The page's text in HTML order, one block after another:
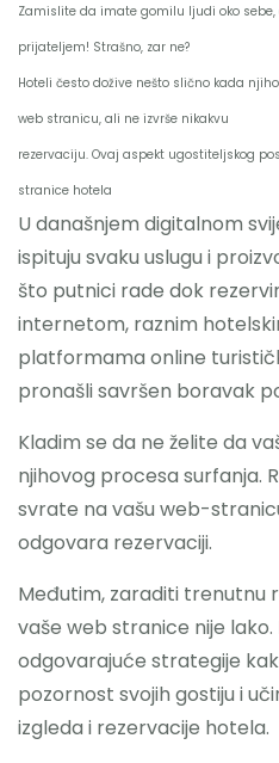
Zamislite da imate gomilu ljudi oko
prijateljem! Strašno, zar ne?
Hoteli često dožive nešto slično kada
web stranicu, ali ne izvrše nikakvu
rezervaciju. Ovaj aspekt ugostiteljskog
stranice hotela
U današnjem digitalnom
ispituju svaku uslugu i
što putnici rade dok
internetom, raznim
platformama online
pronašli savršen boravak
Kladim se da ne želite da
njihovog procesa surfanja.
svrate na vašu web-
odgovara rezervaciji.
Međutim, zaraditi trenutnu
vaše web stranice nije
odgovarajuće strategije
pozornost svojih gostiju i
izgleda i rezervacije hotela.